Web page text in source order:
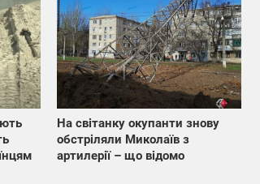
На світанку окупанти знову
обстріляли Миколаїв з
артилерії – що відомо